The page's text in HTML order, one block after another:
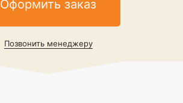
Оформить заказ
Позвонить менеджеру